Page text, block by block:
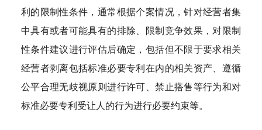
利的限制性条件，通常根据个案情况，针对经营者集
中具有或者可能具有的排除、限制竞争效果，对限制
性条件建议进行评估后确定，包括但不限于要求相关
经营者剥离包括标准必要专利在内的相关资产、遵循
公平合理无歧视原则进行许可、禁止搭售等行为和对
标准必要专利受让人的行为进行必要约束等。